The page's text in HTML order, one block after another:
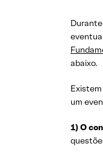
abaixo.
um
1) O